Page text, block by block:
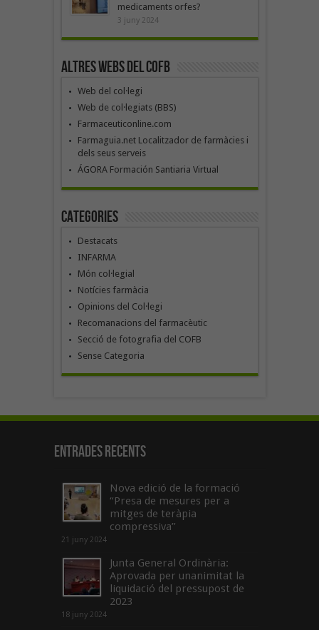
medicaments orfes?
3 juny 2024
Altres webs del COFB
Web del col·legi
Web de col·legiats (BBS)
Farmaceuticonline.com
Farmaguia.net Localitzador de farmàcies i
dels seus serveis
ÁGORA Formación Santiaria Virtual
Categories
Destacats
INFARMA
Món col·legial
Notícies farmàcia
Opinions del Col·legi
Recomanacions del farmacèutic
Secció de fotografia del COFB
Sense Categoria
Entrades recents
Nova edició de la formació
“Presa de mesures per a
mitges de teràpia
compressiva”
21 juny 2024
Junta General Ordinària:
Aprovada per unanimitat la
liquidació del pressupost de
2023
18 juny 2024